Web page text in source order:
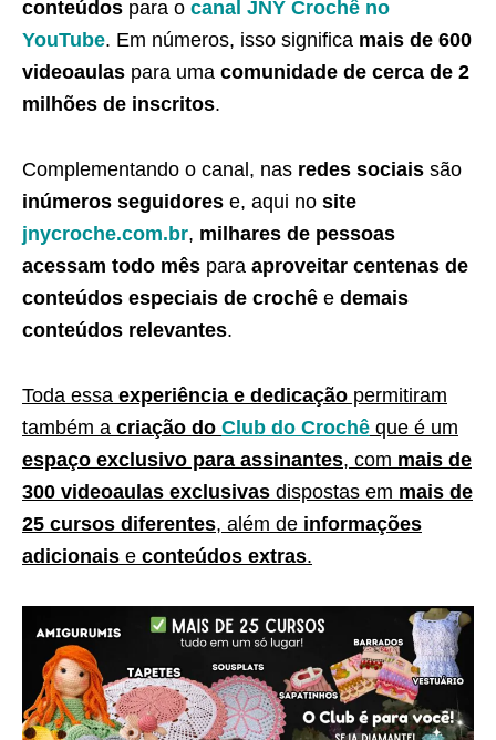
conteúdos para o canal JNY Crochê no
YouTube. Em números, isso significa mais de 600
videoaulas para uma comunidade de cerca de 2
milhões de inscritos.
Complementando o canal, nas redes sociais são
inúmeros seguidores e, aqui no site
jnycroche.com.br, milhares de pessoas
acessam todo mês para aproveitar centenas de
conteúdos especiais de crochê e demais
conteúdos relevantes.
Toda essa experiência e dedicação permitiram
também a criação do Club do Crochê que é um
espaço exclusivo para assinantes, com mais de
300 videoaulas exclusivas dispostas em mais de
25 cursos diferentes, além de informações
adicionais e conteúdos extras.